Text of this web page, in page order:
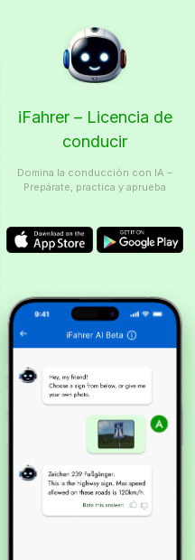
iFahrer – Licencia de
conducir
Domina la conducción con IA –
Prepárate, practica y aprueba